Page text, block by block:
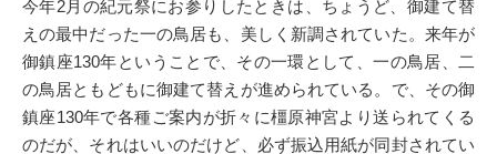
今年2月の紀元祭にお参りしたときは、ちょうど、御建て替
えの最中だった一の鳥居も、美しく新調されていた。来年が
御鎮座130年ということで、その一環として、一の鳥居、二
の鳥居ともどもに御建て替えが進められている。で、その御
鎮座130年で各種ご案内が折々に橿原神宮より送られてくる
のだが、それはいいのだけど、必ず振込用紙が同封されてい